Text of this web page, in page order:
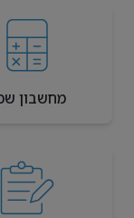
מחשבון